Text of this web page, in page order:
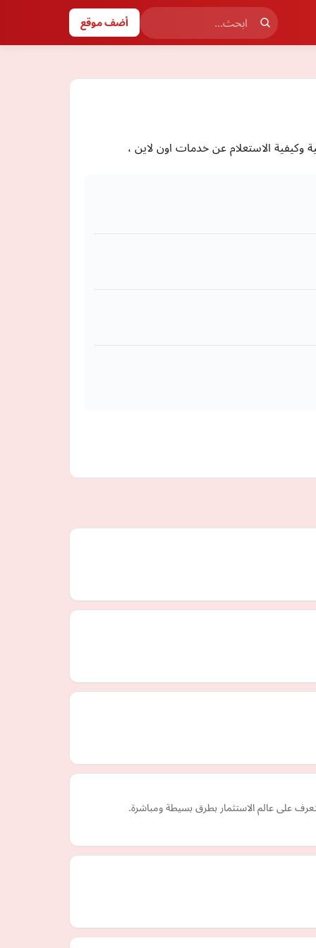
أضف موقع
الاستعلام عن خدمات اون لاين ،
على عالم الاستثمار بطرق بسيطة ومباشرة.